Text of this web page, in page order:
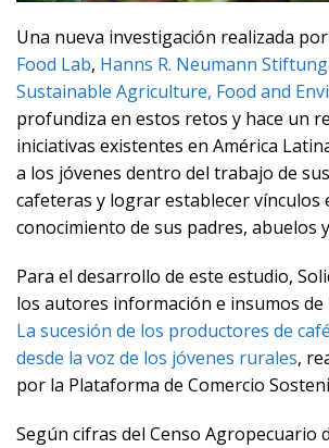
Una nueva investigación realizada por
Food Lab, Hanns R. Neumann Stiftung
Sustainable Agriculture, Food and
profundiza en estos retos y hace un
iniciativas existentes en América
a los jóvenes dentro del trabajo de
cafeteras y lograr establecer vínculos
conocimiento de sus padres, abuelos
Para el desarrollo de este estudio,
los autores información e insumos de
La sucesión de los productores de
desde la voz de los jóvenes rurales,
por la Plataforma de Comercio
Según cifras del Censo Agropecuario